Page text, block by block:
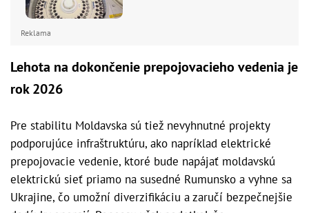
Reklama
Lehota na dokončenie prepojovacieho vedenia je
rok 2026
Pre stabilitu Moldavska sú tiež nevyhnutné projekty
podporujúce infraštruktúru, ako napríklad elektrické
prepojovacie vedenie, ktoré bude napájať moldavskú
elektrickú sieť priamo na susedné Rumunsko a vyhne sa
Ukrajine, čo umožní diverzifikáciu a zaručí bezpečnejšie